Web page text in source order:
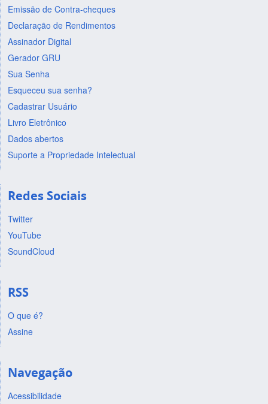
Emissão de Contra-cheques
Declaração de Rendimentos
Assinador Digital
Gerador GRU
Sua Senha
Esqueceu sua senha?
Cadastrar Usuário
Livro Eletrônico
Dados abertos
Suporte a Propriedade Intelectual
Redes Sociais
Twitter
YouTube
SoundCloud
RSS
O que é?
Assine
Navegação
Acessibilidade